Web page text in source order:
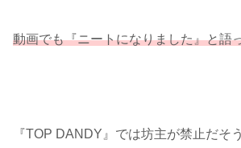
動画でも『ニートになりました』と語
『TOP DANDY』では坊主が禁止だそ